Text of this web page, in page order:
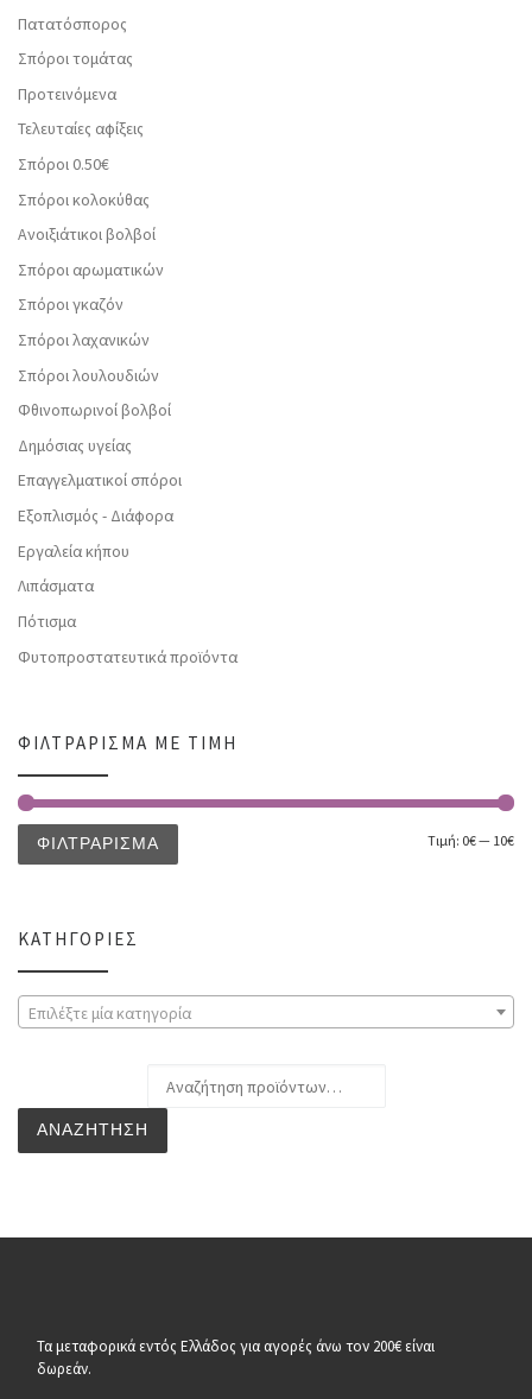
Πατατόσπορος
Σπόροι τομάτας
Προτεινόμενα
Τελευταίες αφίξεις
Σπόροι 0.50€
Σπόροι κολοκύθας
Ανοιξιάτικοι βολβοί
Σπόροι αρωματικών
Σπόροι γκαζόν
Σπόροι λαχανικών
Σπόροι λουλουδιών
Φθινοπωρινοί βολβοί
Δημόσιας υγείας
Επαγγελματικοί σπόροι
Εξοπλισμός - Διάφορα
Εργαλεία κήπου
Λιπάσματα
Πότισμα
Φυτοπροστατευτικά προϊόντα
ΦΙΛΤΡΆΡΙΣΜΑ ΜΕ ΤΙΜΉ
ΦΙΛΤΡΆΡΙΣΜΑ Τιμή: 0€— 10€
ΚΑΤΗΓΟΡΊΕΣ
Επιλέξτε μία κατηγορία
ΑΝΑΖΉΤΗΣΗ
Τα μεταφορικά εντός Ελλάδος για αγορές άνω τον 200€ είναι
δωρεάν.